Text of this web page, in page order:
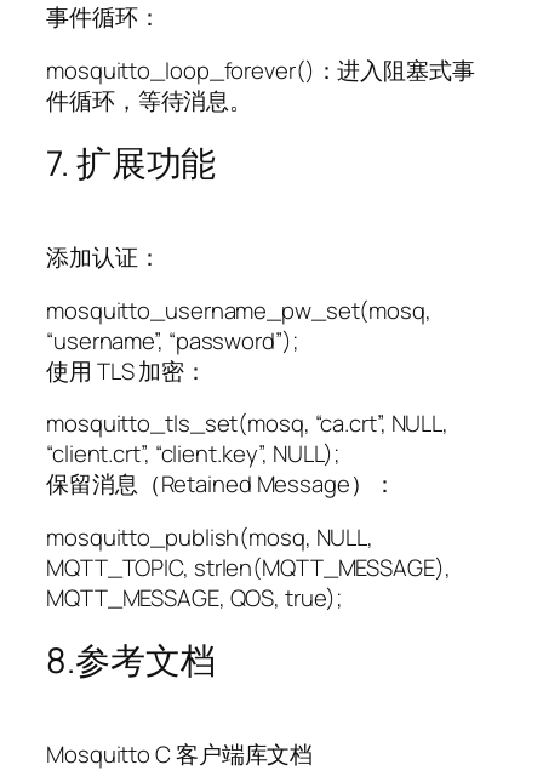
事件循环：
mosquitto_loop_forever()：进入阻塞式事
件循环，等待消息。
7. 扩展功能
添加认证：
mosquitto_username_pw_set(mosq,
“username”, “password”);
使用 TLS 加密：
mosquitto_tls_set(mosq, “ca.crt”, NULL,
“client.crt”, “client.key”, NULL);
保留消息（Retained Message）：
mosquitto_publish(mosq, NULL,
MQTT_TOPIC, strlen(MQTT_MESSAGE),
MQTT_MESSAGE, QOS, true);
8.参考文档
Mosquitto C 客户端库文档